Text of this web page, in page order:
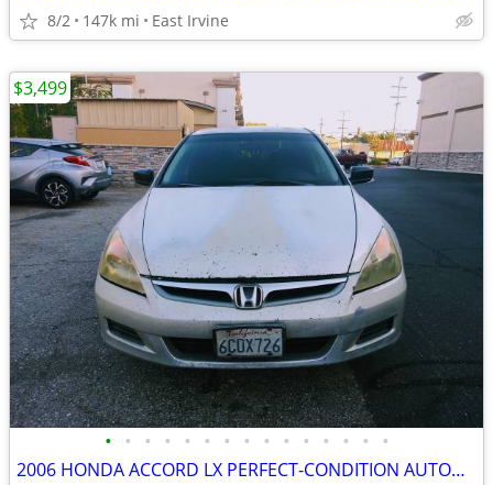
8/2 147k mi East Irvine
• • • • • • • • • • • • • • •
2006 HONDA ACCORD LX PERFECT-CONDITION AUTOMATIC 2027tag+title COLD AC
$3,499